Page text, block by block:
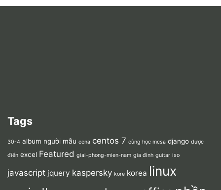
Tags
30-4 album người mẫu ccna centos 7 cùng học mcsa django dược
điển excel Featured giai-phong-mien-nam gia đình guitar iso
javascript jquery kaspersky kore korea linux